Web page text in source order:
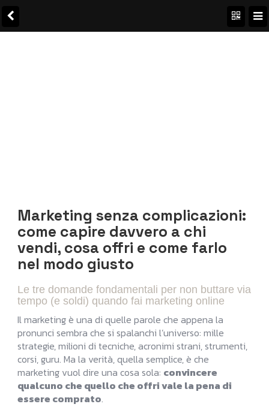
Marketing senza complicazioni:
come capire davvero a chi
vendi, cosa offri e come farlo
nel modo giusto
Le tre domande fondamentali per non buttare via
tempo (e soldi) quando fai marketing online
Il marketing è una di quelle parole che appena la
pronunci sembra che si spalanchi l’universo: mille
strategie, milioni di tecniche, acronimi strani, strumenti,
corsi, guru. Ma la verità, quella semplice, è che
marketing vuol dire una cosa sola: convincere
qualcuno che quello che offri vale la pena di
essere comprato.